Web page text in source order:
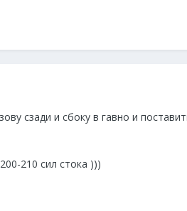
сзади и сбоку в гавно и
210 сил стока )))